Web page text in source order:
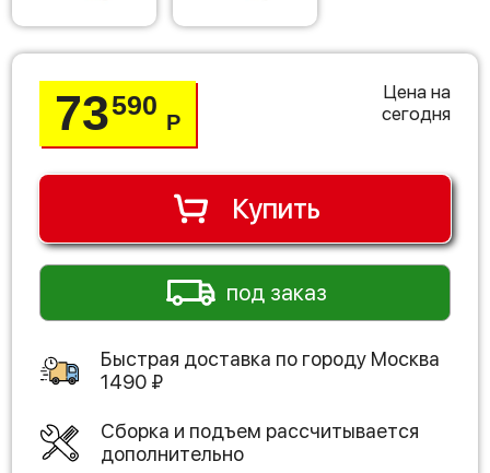
73590
Р
Цена на
сегодня
Купить
под заказ
Быстрая доставка по городу Москва
1490 ₽
Сборка и подъем рассчитывается
дополнительно